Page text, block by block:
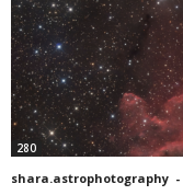
280
shara.astrophotography -